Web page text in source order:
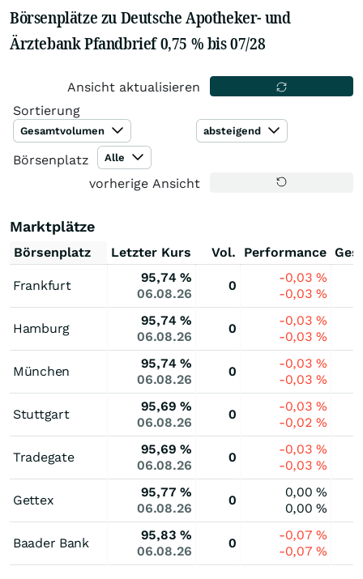
Börsenplätze zu Deutsche Apotheker- und
Ärztebank Pfandbrief 0,75 % bis 07/28
Ansicht aktualisieren
Sortierung
Gesamtvolumen absteigend
Börsenplatz Alle
vorherige Ansicht
Marktplätze
Börsenplatz Letzter Kurs Vol. Performance
Frankfurt
95,74 %
06.08.26
0
-0,03%
-0,03%
Hamburg
95,74 %
06.08.26
0
-0,03%
-0,03%
München
95,74 %
06.08.26
0
-0,03%
-0,03%
Stuttgart
95,69 %
06.08.26
0
-0,03%
-0,02%
Tradegate
95,69 %
06.08.26
0
-0,03%
-0,03%
Gettex
95,77 %
06.08.26
0
0,00%
0,00%
Baader Bank
95,83 %
06.08.26
0
-0,07%
-0,07%